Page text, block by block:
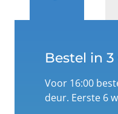
Bestel in
Voor 16:00
deur. Eerste 6